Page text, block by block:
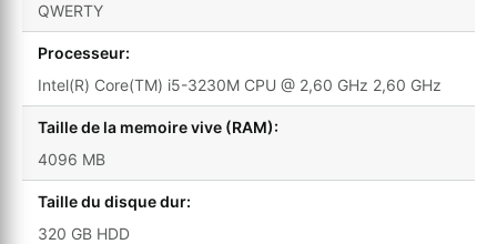
QWERTY
Processeur:
Intel(R) Core(TM) i5-3230M CPU @ 2,60 GHz 2,60 GHz
Taille de la memoire vive (RAM):
4096 MB
Taille du disque dur:
320 GB HDD